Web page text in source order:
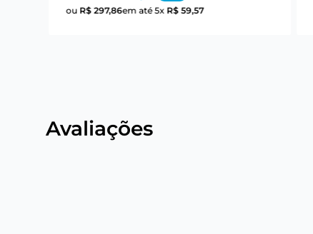
ou R$ 297,86em até5x R$ 59,57
Avaliações